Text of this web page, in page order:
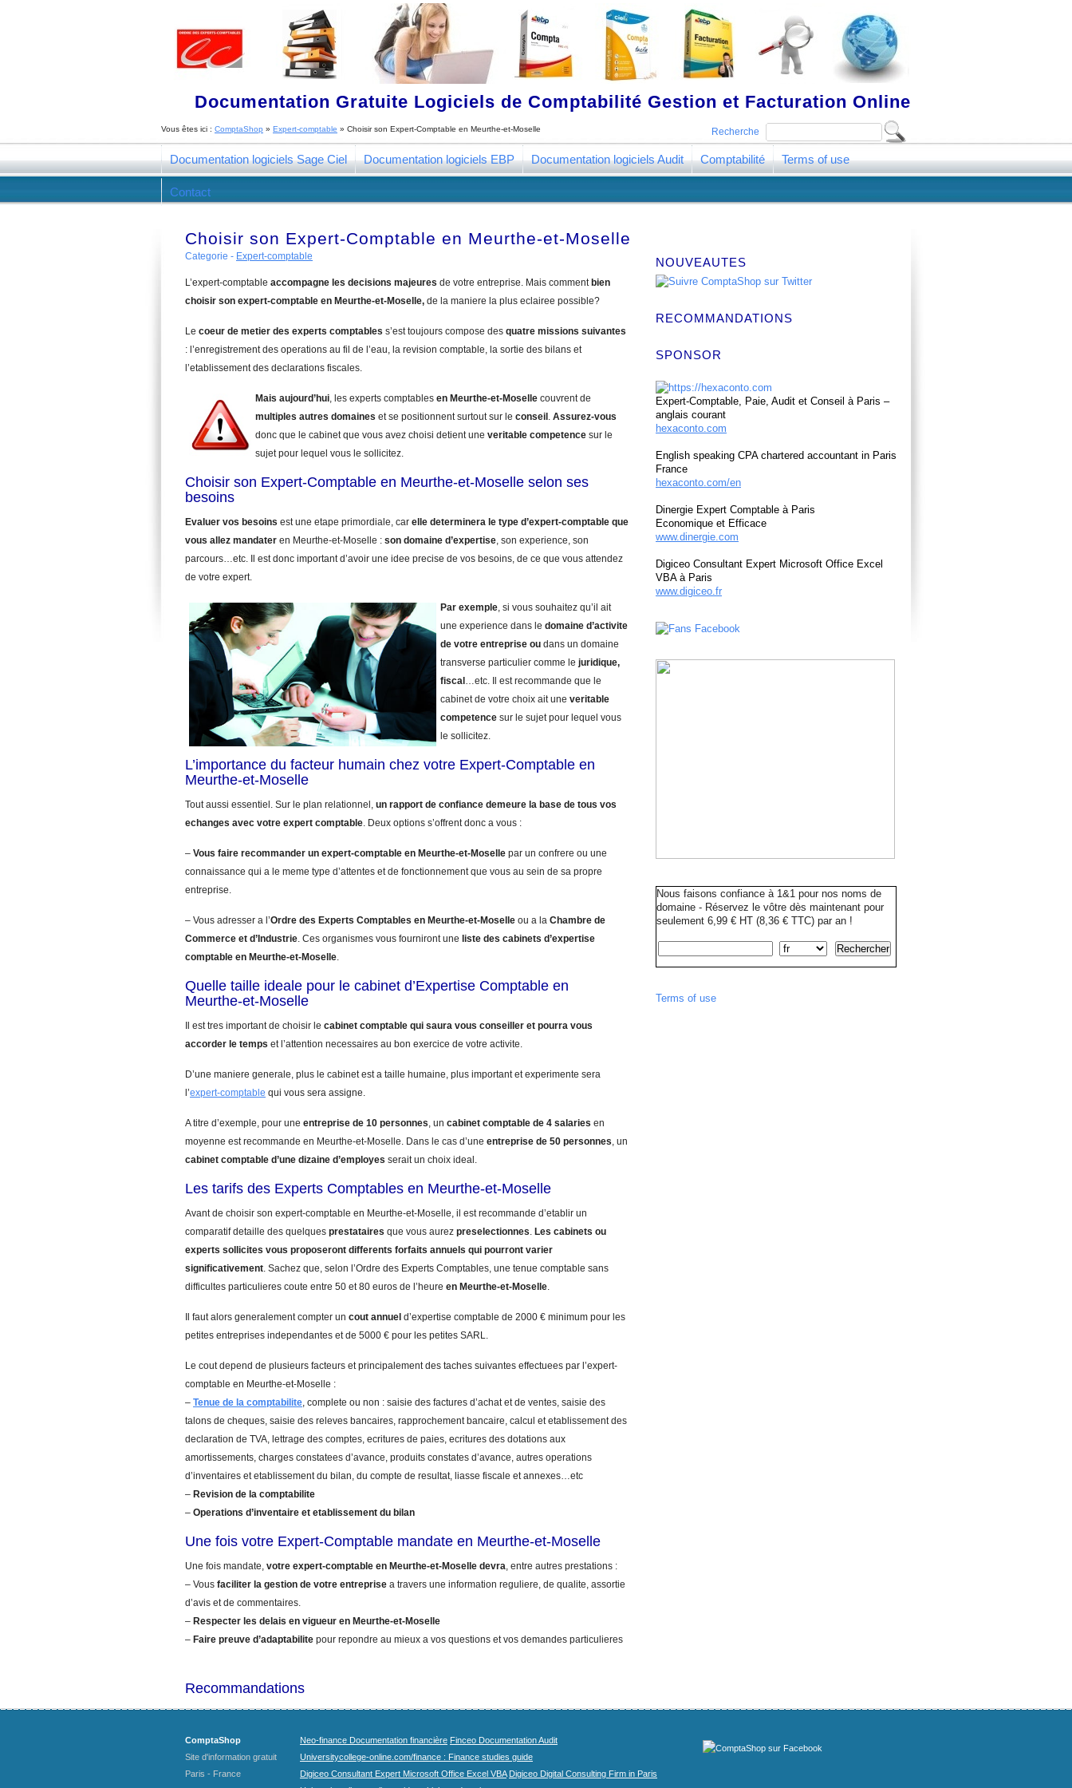
Documentation Gratuite Logiciels de Comptabilité Gestion et Facturation Online
Recherche
Vous êtes ici : ComptaShop » Expert-comptable » Choisir son Expert-Comptable en Meurthe-et-Moselle
Documentation logiciels Sage Ciel Documentation logiciels EBP Documentation logiciels Audit Comptabilité Terms of use
Contact
Choisir son Expert-Comptable en Meurthe-et-Moselle
Categorie - Expert-comptable
L’expert-comptable accompagne les decisions majeures de votre entreprise. Mais comment bien
choisir son expert-comptable en Meurthe-et-Moselle, de la maniere la plus eclairee possible?
Le coeur de metier des experts comptables s’est toujours compose des quatre missions suivantes
: l’enregistrement des operations au fil de l’eau, la revision comptable, la sortie des bilans et
l’etablissement des declarations fiscales.
Mais aujourd’hui, les experts comptables en Meurthe-et-Moselle couvrent de
multiples autres domaines et se positionnent surtout sur le conseil . Assurez-vous
donc que le cabinet que vous avez choisi detient une veritable competence sur le
sujet pour lequel vous le sollicitez.
Choisir son Expert-Comptable en Meurthe-et-Moselle selon ses
besoins
Evaluer vos besoins est une etape primordiale, car elle determinera le type d’expert-comptable que
vous allez mandater en Meurthe-et-Moselle : son domaine d’expertise, son experience, son
parcours…etc. Il est donc important d’avoir une idee precise de vos besoins, de ce que vous attendez
de votre expert.
Par exemple, si vous souhaitez qu’il ait
une experience dans le domaine d’activite
de votre entreprise ou dans un domaine
transverse particulier comme le juridique,
fiscal …etc. Il est recommande que le
cabinet de votre choix ait une veritable
competence sur le sujet pour lequel vous
le sollicitez.
L’importance du facteur humain chez votre Expert-Comptable en
Meurthe-et-Moselle
Tout aussi essentiel. Sur le plan relationnel, un rapport de confiance demeure la base de tous vos
echanges avec votre expert comptable. Deux options s’offrent donc a vous :
– Vous faire recommander un expert-comptable en Meurthe-et-Moselle par un confrere ou une
connaissance qui a le meme type d’attentes et de fonctionnement que vous au sein de sa propre
entreprise.
– Vous adresser a l’Ordre des Experts Comptables en Meurthe-et-Moselle ou a la Chambre de
Commerce et d’Industrie. Ces organismes vous fourniront une liste des cabinets d’expertise
comptable en Meurthe-et-Moselle.
Quelle taille ideale pour le cabinet d’Expertise Comptable en
Meurthe-et-Moselle
Il est tres important de choisir le cabinet comptable qui saura vous conseiller et pourra vous
accorder le temps et l’attention necessaires au bon exercice de votre activite.
D’une maniere generale, plus le cabinet est a taille humaine, plus important et experimente sera
l’expert-comptable qui vous sera assigne.
A titre d’exemple, pour une entreprise de 10 personnes, un cabinet comptable de 4 salaries en
moyenne est recommande en Meurthe-et-Moselle. Dans le cas d’une entreprise de 50 personnes, un
cabinet comptable d’une dizaine d’employes serait un choix ideal.
Les tarifs des Experts Comptables en Meurthe-et-Moselle
Avant de choisir son expert-comptable en Meurthe-et-Moselle, il est recommande d’etablir un
comparatif detaille des quelques prestataires que vous aurez preselectionnes. Les cabinets ou
experts sollicites vous proposeront differents forfaits annuels qui pourront varier
significativement. Sachez que, selon l’Ordre des Experts Comptables, une tenue comptable sans
difficultes particulieres coute entre 50 et 80 euros de l’heure en Meurthe-et-Moselle.
Il faut alors generalement compter un cout annuel d’expertise comptable de 2000 € minimum pour les
petites entreprises independantes et de 5000 € pour les petites SARL.
Le cout depend de plusieurs facteurs et principalement des taches suivantes effectuees par l’expert-
comptable en Meurthe-et-Moselle :
– Tenue de la comptabilite, complete ou non : saisie des factures d’achat et de ventes, saisie des
talons de cheques, saisie des releves bancaires, rapprochement bancaire, calcul et etablissement des
declaration de TVA, lettrage des comptes, ecritures de paies, ecritures des dotations aux
amortissements, charges constatees d’avance, produits constates d’avance, autres operations
d’inventaires et etablissement du bilan, du compte de resultat, liasse fiscale et annexes…etc
– Revision de la comptabilite
– Operations d’inventaire et etablissement du bilan
Une fois votre Expert-Comptable mandate en Meurthe-et-Moselle
Une fois mandate, votre expert-comptable en Meurthe-et-Moselle devra, entre autres prestations :
– Vous faciliter la gestion de votre entreprise a travers une information reguliere, de qualite, assortie
d’avis et de commentaires.
– Respecter les delais en vigueur en Meurthe-et-Moselle
– Faire preuve d’adaptabilite pour repondre au mieux a vos questions et vos demandes particulieres
NOUVEAUTES
RECOMMANDATIONS
SPONSOR
Expert-Comptable, Paie, Audit et Conseil à Paris –
anglais courant
hexaconto.com
English speaking CPA chartered accountant in Paris
France
hexaconto.com/en
Dinergie Expert Comptable à Paris
Economique et Efficace
www.dinergie.com
Digiceo Consultant Expert Microsoft Office Excel
VBA à Paris
www.digiceo.fr
Nous faisons confiance à 1&1 pour nos noms de
domaine - Réservez le vôtre dès maintenant pour
seulement 6,99 € HT (8,36 € TTC) par an !
Terms of use
Recommandations
ComptaShop
Site d'information gratuit
Paris - France
Neo-finance Documentation financière Finceo Documentation Audit
Universitycollege-online.com/finance : Finance studies guide
Digiceo Consultant Expert Microsoft Office Excel VBA Digiceo Digital Consulting Firm in Paris